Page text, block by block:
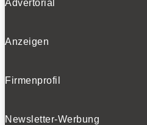
Advertorial
Anzeigen
Firmenprofil
Newsletter-Werbung